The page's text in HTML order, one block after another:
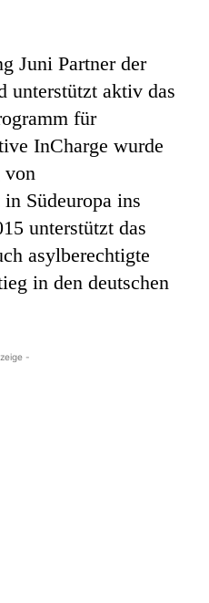
Juni Partner der
unterstützt aktiv das
für
InCharge wurde
von
Südeuropa ins
unterstützt das
asylberechtigte
in den deutschen
-